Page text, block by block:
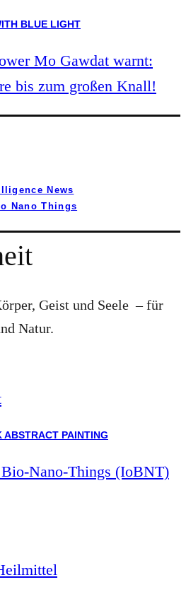
Mo Gawdat warnt:
bis zum großen Knall!
News
Nano Things
Geist und Seele – für
Natur.
Nano-Things (IoBNT)